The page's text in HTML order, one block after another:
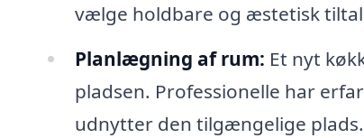
vælge holdbare og æstetisk
Planlægning af rum: Et nyt
pladsen. Professionelle har
udnytter den tilgængelige plads.